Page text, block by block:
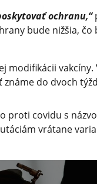
ochranu,“
bude nižšia, čo
modifikácii vakcíny.
do dvoch
proti covidu s
vrátane